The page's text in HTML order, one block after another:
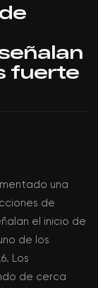
fuerte
una
de
el inicio de
de los
Los
de cerca